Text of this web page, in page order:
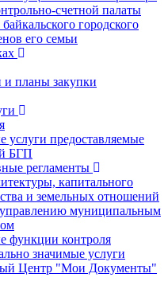
счетной палаты
городского
его семьи
планы закупки
предоставляемые
БГП
регламенты
капитального
и земельных отношений
муниципальным
функции контроля
значимые услуги
Центр "Мои Документы"